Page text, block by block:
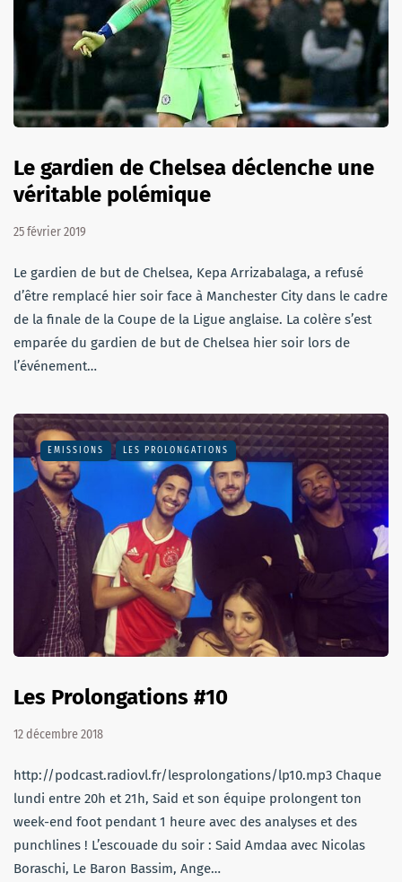
Le gardien de Chelsea déclenche une
véritable polémique
25 février 2019
Le gardien de but de Chelsea, Kepa Arrizabalaga, a refusé
d’être remplacé hier soir face à Manchester City dans le cadre
de la finale de la Coupe de la Ligue anglaise. La colère s’est
emparée du gardien de but de Chelsea hier soir lors de
l’événement…
EMISSIONS LES PROLONGATIONS
Les Prolongations #10
12 décembre 2018
http://podcast.radiovl.fr/lesprolongations/lp10.mp3 Chaque
lundi entre 20h et 21h, Said et son équipe prolongent ton
week-end foot pendant 1 heure avec des analyses et des
punchlines ! L’escouade du soir : Said Amdaa avec Nicolas
Boraschi, Le Baron Bassim, Ange…